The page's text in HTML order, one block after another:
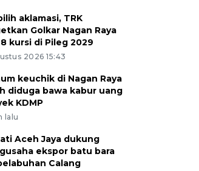
aklamasi, TRK
Golkar Nagan Raya
kursi di Pileg 2029
2026 15:43
keuchik di Nagan Raya
diduga bawa kabur uang
KDMP
lalu
Aceh Jaya dukung
ekspor batu bara
Calang